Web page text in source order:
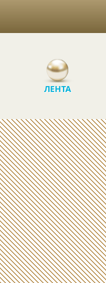
ЛЕНТА